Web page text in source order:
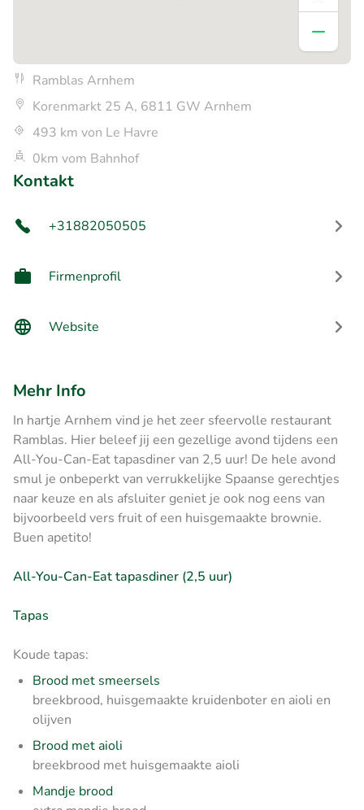
Ramblas Arnhem
Korenmarkt 25 A, 6811 GW Arnhem
493 km von Le Havre
0km vom Bahnhof
Kontakt
+31882050505
Firmenprofil
Website
Mehr Info
In hartje Arnhem vind je het zeer sfeervolle restaurant
Ramblas. Hier beleef jij een gezellige avond tijdens een
All-You-Can-Eat tapasdiner van 2,5 uur! De hele avond
smul je onbeperkt van verrukkelijke Spaanse gerechtjes
naar keuze en als afsluiter geniet je ook nog eens van
bijvoorbeeld vers fruit of een huisgemaakte brownie.
Buen apetito!
All-You-Can-Eat tapasdiner (2,5 uur)
Tapas
Koude tapas:
Brood met smeersels
breekbrood, huisgemaakte kruidenboter en aioli en
olijven
Brood met aioli
breekbrood met huisgemaakte aioli
Mandje brood